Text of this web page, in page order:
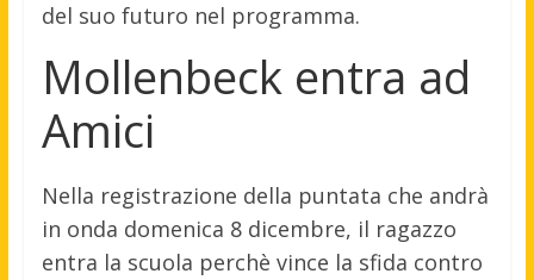
del suo futuro nel programma.
Mollenbeck entra ad
Amici
Nella registrazione della puntata che andrà
in onda domenica 8 dicembre, il ragazzo
entra la scuola perchè vince la sfida contro